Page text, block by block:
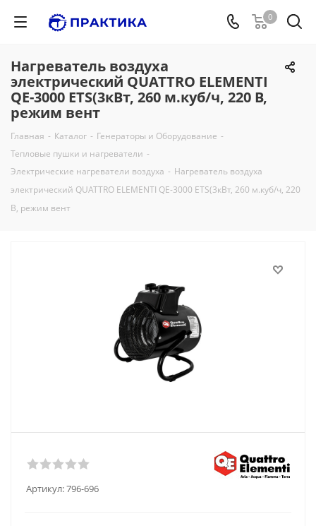
0
Нагреватель воздуха
электрический QUATTRO ELEMENTI
QE-3000 ETS(3кВт, 260 м.куб/ч, 220 В,
режим вент
Главная - Каталог - Генераторы и Оборудование -
Тепловые пушки и нагреватели -
Электрические нагреватели воздуха - Нагреватель воздуха
электрический QUATTRO ELEMENTI QE-3000 ETS(3кВт, 260 м.куб/ч, 220
В, режим вент
Артикул:796-696